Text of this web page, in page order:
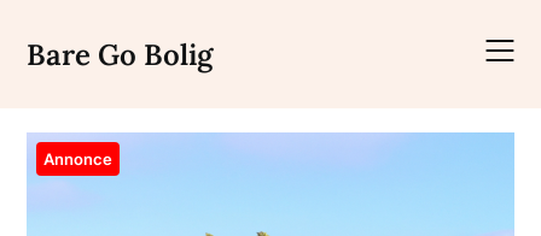
content
Bare Go Bolig
Annonce